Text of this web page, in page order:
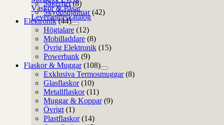
Väskor & Påsar
Leverantörskatalog
Säkerhet (8)
Skyddshjälmar (42)
Elektronik (44)
Högtalare (12)
Mobilladdare (8)
Övrig Elektronik (15)
Powerbank (9)
Flaskor & Muggar (108)
Exklusiva Termosmuggar (8)
Glasflaskor (10)
Metallflaskor (11)
Muggar & Koppar (9)
Övrigt (1)
Plastflaskor (14)